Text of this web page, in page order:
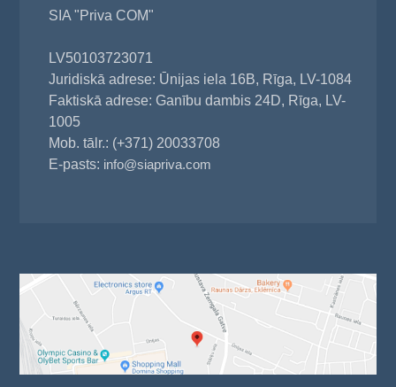
SIA "Priva COM"
LV50103723071
Juridiskā adrese: Ūnijas iela 16B, Rīga, LV-1084
Faktiskā adrese: Ganību dambis 24D, Rīga, LV-
1005
Mob. tālr.: (+371) 20033708
E-pasts: info@siapriva.com